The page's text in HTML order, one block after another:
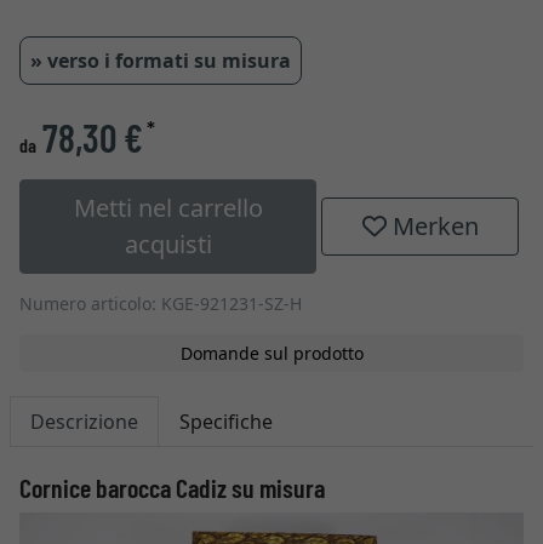
» verso i formati su misura
da 78,30 €*
Metti nel carrello
acquisti
Merken
Numero articolo: KGE-921231-SZ-H
Domande sul prodotto
Descrizione Specifiche
Cornice barocca Cadiz su misura